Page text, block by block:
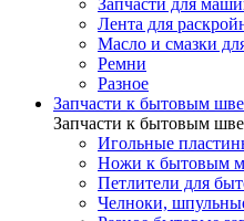
Запчасти для
Лента для
Масло и смазки
Ремни
Разное
Запчасти к бытовым
Запчасти к бытовым
Игольные
Ножи к бытовым
Петлители для
Челноки,